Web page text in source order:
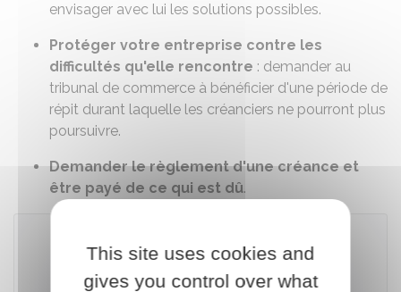
envisager avec lui les solutions possibles.
Protéger votre entreprise contre les
difficultés qu'elle rencontre : demander au
tribunal de commerce à bénéficier d'une période de
répit durant laquelle les créanciers ne pourront plus
poursuivre.
Demander le règlement d'une créance et
être payé de ce qui est dû.
Accéder au téléservice
This site uses cookies and
gives you control over what